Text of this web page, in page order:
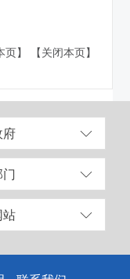
页】 【关闭本页】
府
站